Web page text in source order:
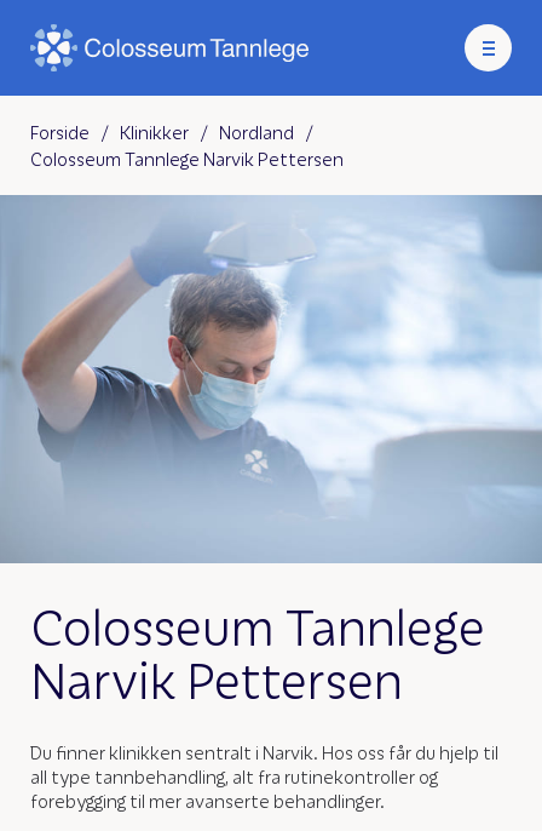
Forside / Klinikker / Nordland
/
Colosseum Tannlege Narvik Pettersen
Colosseum Tannlege
Narvik Pettersen
Du finner klinikken sentralt i Narvik. Hos oss får du hjelp til
all type tannbehandling, alt fra rutinekontroller og
forebygging til mer avanserte behandlinger.